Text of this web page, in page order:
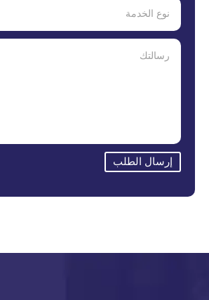
إرسال الطلب